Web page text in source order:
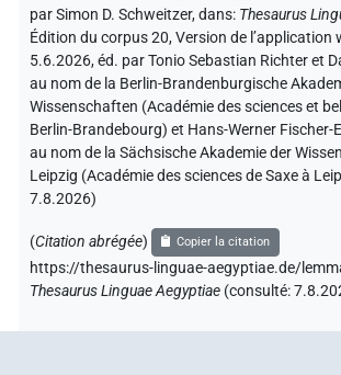
par Simon D. Schweitzer,dans: Thesaurus
Édition du corpus 20, Version de l’application
5.6.2026, éd. par Tonio Sebastian Richter et
au nom de la Berlin-Brandenburgische
Wissenschaften (Académie des sciences et
Berlin-Brandebourg) et Hans-Werner Fischer-
au nom de la Sächsische Akademie der
Leipzig (Académie des sciences de Saxe à
7.8.2026)
(Citation abrégée) Copier la citation
https://thesaurus-linguae-aegyptiae.de/
Thesaurus Linguae Aegyptiae (consulté: